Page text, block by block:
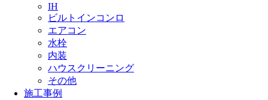
IH
ビルトインコンロ
エアコン
水栓
内装
ハウスクリーニング
その他
施工事例